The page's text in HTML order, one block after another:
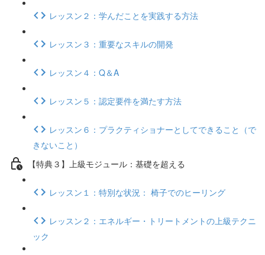
レッスン２：学んだことを実践する方法
レッスン３：重要なスキルの開発
レッスン４：Q＆A
レッスン５：認定要件を満たす方法
レッスン６：プラクティショナーとしてできること（で
きないこと）
【特典３】上級モジュール：基礎を超える
レッスン１：特別な状況： 椅子でのヒーリング
レッスン２：エネルギー・トリートメントの上級テクニ
ック